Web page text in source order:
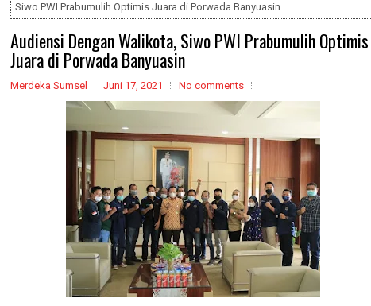
Siwo PWI Prabumulih Optimis Juara di Porwada Banyuasin
Audiensi Dengan Walikota, Siwo PWI Prabumulih Optimis
Juara di Porwada Banyuasin
Merdeka Sumsel Juni 17, 2021 No comments